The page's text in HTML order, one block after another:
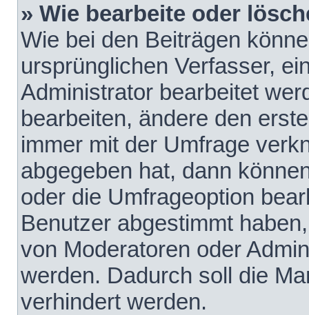
» Wie bearbeite oder
Wie bei den Beiträgen
ursprünglichen Verfasser,
Administrator bearbeitet
bearbeiten, ändere den
immer mit der Umfrage
abgegeben hat, dann
oder die Umfrageoption
Benutzer abgestimmt
von Moderatoren oder
werden. Dadurch soll die
verhindert werden.